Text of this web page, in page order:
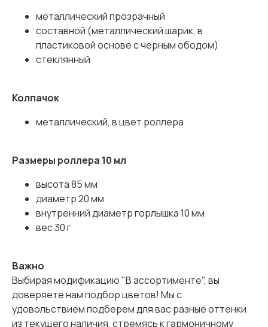
металлический прозрачный
составной (металлический шарик, в
пластиковой основе с черным ободом)
стеклянный
Колпачок
металлический, в цвет роллера
Размеры роллера 10 мл
высота 85 мм
диаметр 20 мм
внутренний диаметр горлышка 10 мм
вес 30 г
Важно
Выбирая модификацию "В ассортименте", вы
доверяете нам подбор цветов! Мы с
удовольствием подберем для вас разные оттенки
из текущего наличия, стремясь к гармоничному